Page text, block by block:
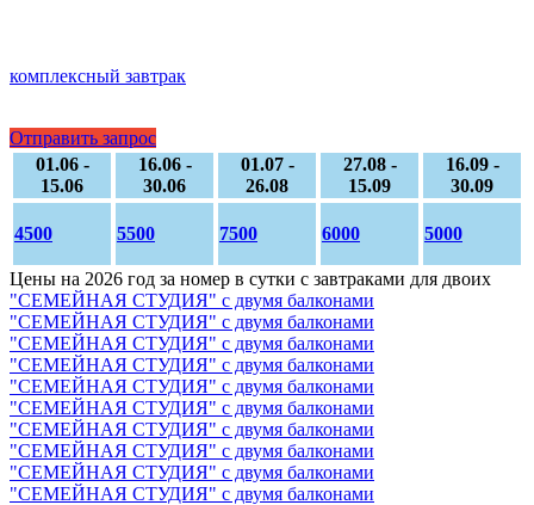
комплексный завтрак
Отправить запрос
01.06 -
15.06
16.06 -
30.06
01.07 -
26.08
27.08 -
15.09
16.09 -
30.09
4500 5500 7500 6000 5000
Цены на 2026 год за номер в сутки с завтраками для двоих
"СЕМЕЙНАЯ СТУДИЯ" с двумя балконами
"СЕМЕЙНАЯ СТУДИЯ" с двумя балконами
"СЕМЕЙНАЯ СТУДИЯ" с двумя балконами
"СЕМЕЙНАЯ СТУДИЯ" с двумя балконами
"СЕМЕЙНАЯ СТУДИЯ" с двумя балконами
"СЕМЕЙНАЯ СТУДИЯ" с двумя балконами
"СЕМЕЙНАЯ СТУДИЯ" с двумя балконами
"СЕМЕЙНАЯ СТУДИЯ" с двумя балконами
"СЕМЕЙНАЯ СТУДИЯ" с двумя балконами
"СЕМЕЙНАЯ СТУДИЯ" с двумя балконами